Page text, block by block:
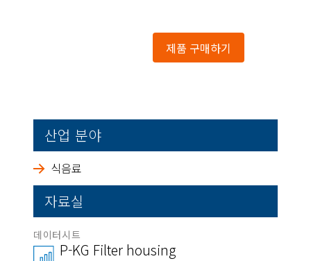
제품 구매하기
산업 분야
식음료
자료실
데이터시트
P-KG Filter housing